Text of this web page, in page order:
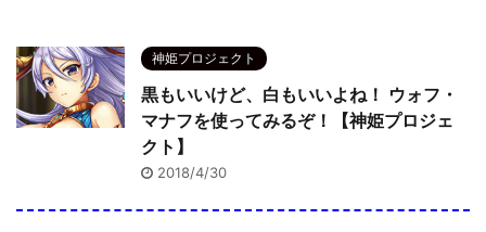
神姫プロジェクト
黒もいいけど、白もいいよね！ ウォフ・
マナフを使ってみるぞ！【神姫プロジェ
クト】
2018/4/30